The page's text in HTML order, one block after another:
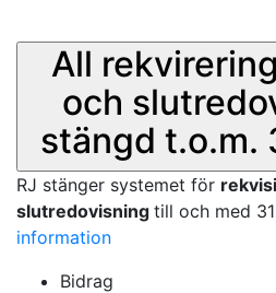
All
och
stängd t.o.m.
RJ stänger systemet för
slutredovisning till och med
information
Bidrag